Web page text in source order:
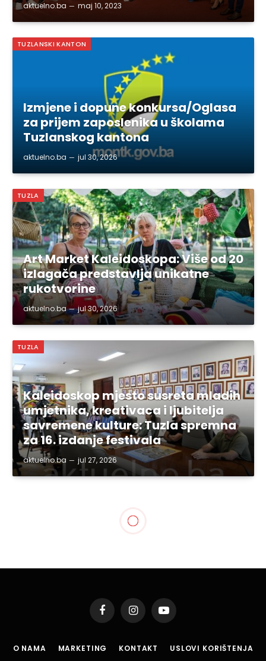
aktuelno.ba maj 10, 2023
TUZLANSKI KANTON
Izmjene i dopune konkursa/Oglasa
za prijem zaposlenika u školama
Tuzlanskog kantona
aktuelno.ba jul 30, 2026
TUZLA
Art Market Kaleidoskopa: Više od 20
izlagača predstavlja unikatne
rukotvorine
aktuelno.ba jul 30, 2026
TUZLA
Kaleidoskop mjesto susreta mladih
umjetnika, kreativaca i ljubitelja
savremene kulture: Tuzla spremna
za 16. izdanje festivala
aktuelno.ba jul 27, 2026
FacebookInstagramYouTube
O NAMA MARKETING KONTAKT USLOVI KORIŠTENJA